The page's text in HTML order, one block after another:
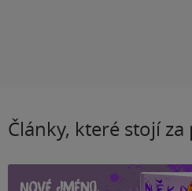
Články, které stojí